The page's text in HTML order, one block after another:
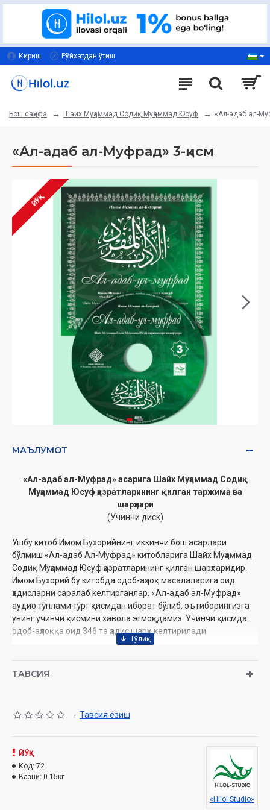
Кириш Рўйхатдан ўтиш
Бош саҳифа Шайх Муҳаммад Содиқ Муҳаммад Юсуф «Ал-адаб ал-
«Ал-адаб ал-Муфрад» 3-қисм
ЙЎҚ
МАЪЛУМОТ
«Ал-адаб ал-Муфрад» асарига Шайх Муҳаммад Содиқ
Муҳаммад Юсуф ҳазратларининг қилган таржима ва
шарҳлари
(Учинчи диск)
Ушбу китоб Имом Бухорийнинг иккинчи бош асарлари
бўлмиш «Ал-адаб Ал-Муфрад» китобларига Шайх Муҳаммад
Содиқ Муҳаммад Юсуф ҳазратларининг қилган шарҳларидир.
Имом Бухорий бу китобда одоб-аҳлоқ масалаларига оид
ҳадисларни саралаб келтирганлар. «Ал-адаб ал-Муфрад»
аудио тўплами тўрт қисмдан иборат бўлиб, эътиборингизга
унинг учинчи қисмини хавола этмоқдамиз. Учинчи қисмда
одоб-аҳлоққа оид 346 та ҳадис шарҳи келтирилади.
Нашриёт:
Ўзбекистон Республикаси Вазирлар Маҳкамаси ҳузуридаги
Дин ишлари қўмитанинг тавсияси ила нашр этилган
Ушбу аудио дискда қуйидаги мавзудаги ҳадислар билан
ТАВСИЯ
- Тавсия ёзиш
ЙЎҚ
Код: 72
Вазни: 0.15кг
«Hilol Studio»